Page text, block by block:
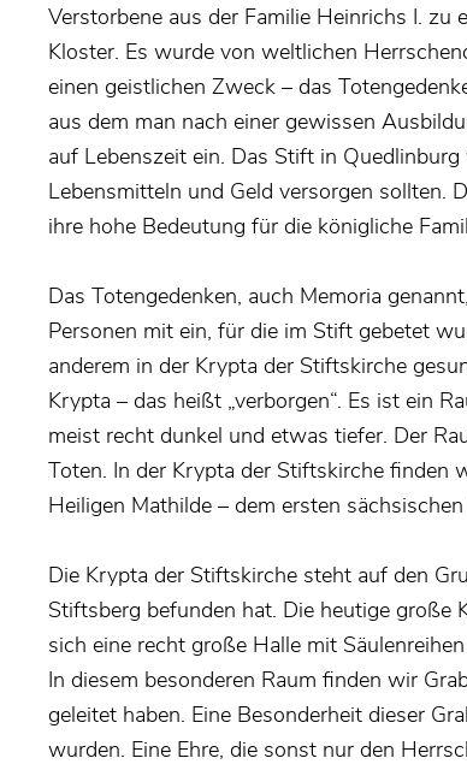
Verstorbene aus der Familie Heinrichs I.
Kloster. Es wurde von weltlichen
einen geistlichen Zweck – das
aus dem man nach einer gewissen
auf Lebenszeit ein. Das Stift in
Lebensmitteln und Geld versorgen sollten.
ihre hohe Bedeutung für die königliche
Das Totengedenken, auch Memoria
Personen mit ein, für die im Stift gebetet
anderem in der Krypta der Stiftskirche
Krypta – das heißt „verborgen“. Es ist ein
meist recht dunkel und etwas tiefer. Der
Toten. In der Krypta der Stiftskirche finden
Heiligen Mathilde – dem ersten
Die Krypta der Stiftskirche steht auf den
Stiftsberg befunden hat. Die heutige große
sich eine recht große Halle mit
In diesem besonderen Raum finden wir
geleitet haben. Eine Besonderheit dieser
wurden. Eine Ehre, die sonst nur den